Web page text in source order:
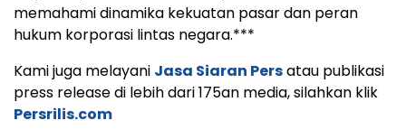
memahami dinamika kekuatan pasar dan peran
hukum korporasi lintas negara.***
Kami juga melayani Jasa Siaran Persatau publikasi
press release di lebih dari 175an media, silahkan klik
Persrilis.com